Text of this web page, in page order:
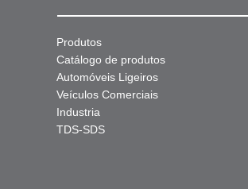
Produtos
Catálogo de produtos
Automóveis Ligeiros
Veículos Comerciais
Industria
TDS-SDS